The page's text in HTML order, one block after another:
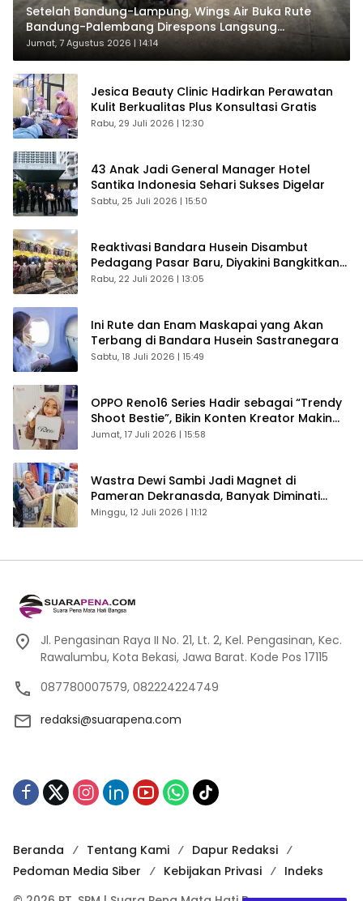
Setelah Bandung-Lampung, Wings Air Buka Rute
Bandung-Palembang Direspons Langsung
Penumpang
Jumat, 7 Agustus 2026 | 14:14
Jesica Beauty Clinic Hadirkan Perawatan
Kulit Berkualitas Plus Konsultasi Gratis
Rabu, 29 Juli 2026 | 12:30
43 Anak Jadi General Manager Hotel
Santika Indonesia Sehari Sukses Digelar
Sabtu, 25 Juli 2026 | 15:50
Reaktivasi Bandara Husein Disambut
Pedagang Pasar Baru, Diyakini Bangkitkan
Kembali Ekonomi Bandung
Rabu, 22 Juli 2026 | 13:05
Ini Rute dan Enam Maskapai yang Akan
Terbang di Bandara Husein Sastranegara
Sabtu, 18 Juli 2026 | 15:49
OPPO Reno16 Series Hadir sebagai “Trendy
Shoot Bestie”, Bikin Konten Kreator Makin
Betah
Jumat, 17 Juli 2026 | 15:58
Wastra Dewi Sambi Jadi Magnet di
Pameran Dekranasda, Banyak Diminati
Pengunjung
Minggu, 12 Juli 2026 | 11:12
Jl. Pengasinan Raya II No. 21, Lt. 2, Kel. Pengasinan, Kec.
Rawalumbu, Kota Bekasi, Jawa Barat. Kode Pos 17115
087780007579, 082224224749
redaksi@suarapena.com
Beranda Tentang Kami
Dapur Redaksi
Pedoman Media Siber
Kebijakan Privasi
Indeks